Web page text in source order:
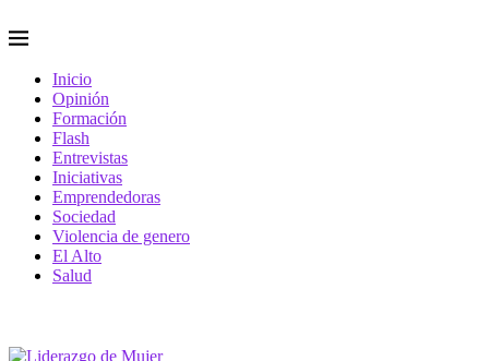
Inicio
Opinión
Formación
Flash
Entrevistas
Iniciativas
Emprendedoras
Sociedad
Violencia de genero
El Alto
Salud